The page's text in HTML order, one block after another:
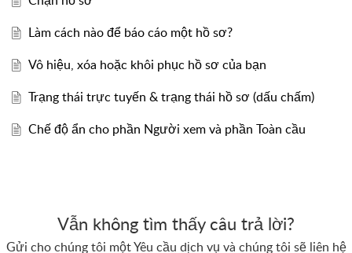
Làm cách nào để báo cáo một hồ sơ?
Vô hiệu, xóa hoặc khôi phục hồ sơ của bạn
Trạng thái trực tuyến & trạng thái hồ sơ (dấu chấm)
Chế độ ẩn cho phần Người xem và phần Toàn cầu
Vẫn không tìm thấy câu trả lời?
Gửi cho chúng tôi một Yêu cầu dịch vụ và chúng tôi sẽ liên hệ